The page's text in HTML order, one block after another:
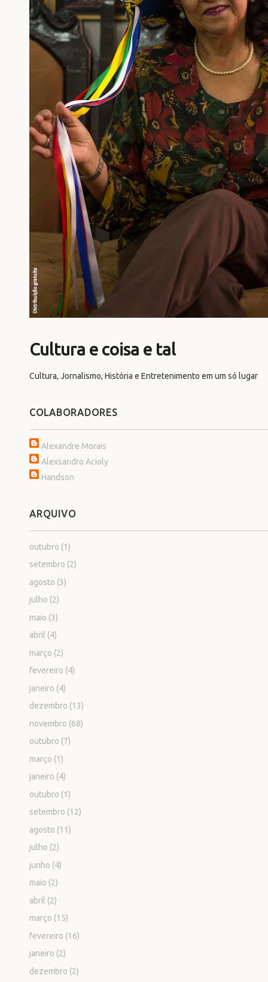
Cultura e coisa e tal
Cultura, Jornalismo, História e Entretenimento em um só lugar
COLABORADORES
Alexandre Morais
Alexsandro Acioly
Handson
ARQUIVO
outubro (1)
setembro (2)
agosto (3)
julho (2)
maio (3)
abril (4)
março (2)
fevereiro (4)
janeiro (4)
dezembro (13)
novembro (68)
outubro (7)
março (1)
janeiro (4)
outubro (1)
setembro (12)
agosto (11)
julho (2)
junho (4)
maio (2)
abril (2)
março (15)
fevereiro (16)
janeiro (2)
dezembro (2)